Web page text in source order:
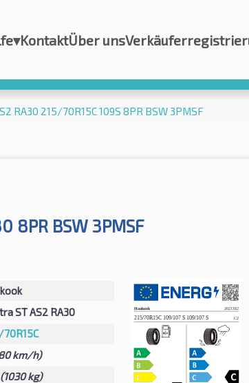
▾KontaktÜber uns
RA30 215/70R15C 109S 8PR BSW 3PMSF
8PR BSW 3PMSF
ST AS2 RA30
km/h)
(1030 kg)